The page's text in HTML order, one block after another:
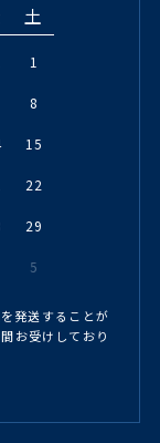
土
1
8
15
22
29
5
発送することが
お受けしており